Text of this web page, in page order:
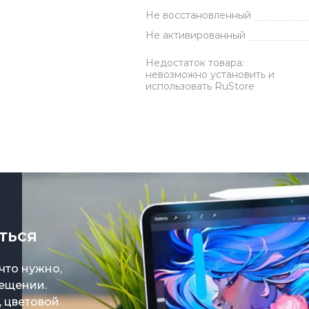
Зарядные
Внешние
Не восстановленный
Не активированный
Недостаток товара:
невозможно установить и
использовать RuStore
уже не
не ради
нужно,
цветовой
не
iPad Air